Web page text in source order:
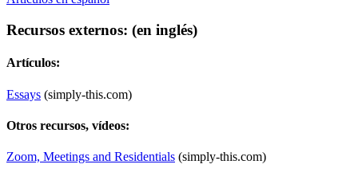
Recursos externos: (en inglés)
Artículos:
Essays (simply-this.com)
Otros recursos, vídeos:
Zoom, Meetings and Residentials (simply-this.com)